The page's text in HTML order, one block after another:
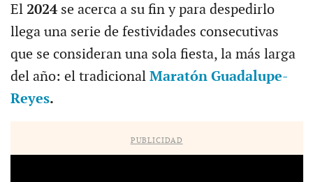
El2024se acerca a su fin y para despedirlo
llega una serie de festividades consecutivas
que se consideran una sola fiesta, la más larga
del año: el tradicional Maratón Guadalupe-
Reyes.
PUBLICIDAD